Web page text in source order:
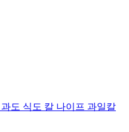
도 식도 칼 나이프 과일칼